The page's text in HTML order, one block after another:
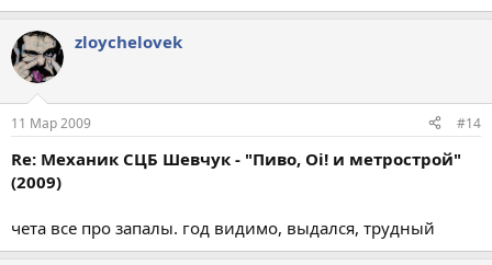
zloychelovek
11 Мар 2009 #14
Re: Механик СЦБ Шевчук - "Пиво, Oi! и метрострой"
(2009)
чета все про запалы. год видимо, выдался, трудный